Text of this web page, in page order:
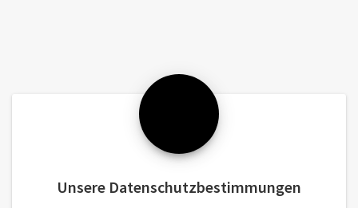
Unsere Datenschutzbestimmungen